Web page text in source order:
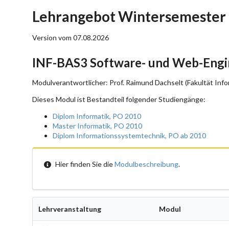
Lehrangebot Wintersemester
Version vom 07.08.2026
INF-BAS3 Software- und Web-
Modulverantwortlicher: Prof. Raimund Dachselt (Fakultät
Dieses Modul ist Bestandteil folgender Studiengänge:
Diplom Informatik, PO 2010
Master Informatik, PO 2010
Diplom Informationssystemtechnik, PO ab 2010
Hier finden Sie dieModulbeschreibung.
Lehrveranstaltung Modul